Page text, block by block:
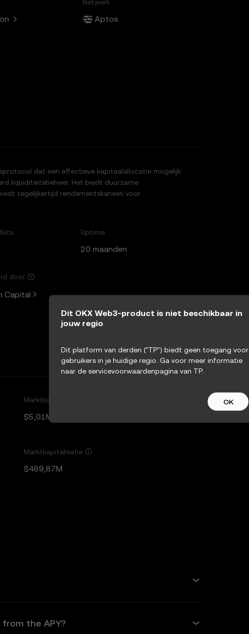
Netwerk
Aptos
dat een effectieve kapitaalallocatie mogelijk
liquiditeitsbeheer. Het biedt duurzame
tegelijkertijd rendementskansen voor
Uptime
20 maanden
door
Capital
Marktkapitalisatie
$5,01M
Marktkapitalisatie
$489,87M
the APY?
Dit OKX Web3-product is niet beschikbaar in
jouw regio
Dit platform van derden ("TP") biedt geen toegang voor
gebruikers in je huidige regio. Ga voor meer informatie
naar de servicevoorwaardenpagina van TP.
OK